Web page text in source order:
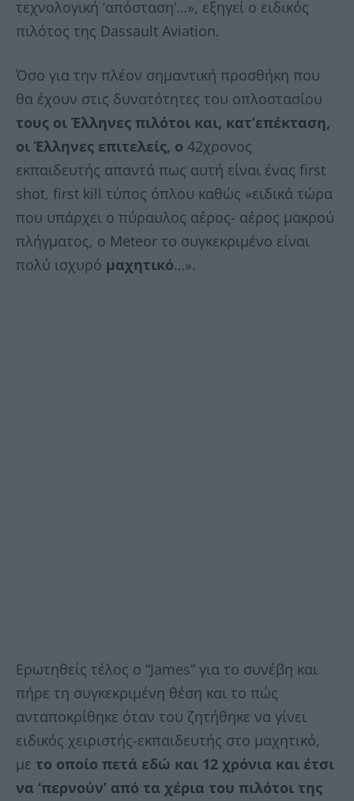
τεχνολογική ‘απόσταση’…», εξηγεί ο ειδικός
πιλότος της Dassault Aviation.
Όσο για την πλέον σημαντική προσθήκη που
θα έχουν στις δυνατότητες του οπλοστασίου
τους οι Έλληνες πιλότοι και, κατ’επέκταση,
οι Έλληνες επιτελείς, ο 42χρονος
εκπαιδευτής απαντά πως αυτή είναι ένας first
shot, first kill τύπος όπλου καθώς «ειδικά τώρα
που υπάρχει ο πύραυλος αέρος- αέρος μακρού
πλήγματος, ο Meteor το συγκεκριμένο είναι
πολύ ισχυρό μαχητικό…».
Ερωτηθείς τέλος ο “James” για το συνέβη και
πήρε τη συγκεκριμένη θέση και το πώς
ανταποκρίθηκε όταν του ζητήθηκε να γίνει
ειδικός χειριστής-εκπαιδευτής στο μαχητικό,
με το οποίο πετά εδώ και 12 χρόνια και έτσι
να ‘περνούν’ από τα χέρια του πιλότοι της